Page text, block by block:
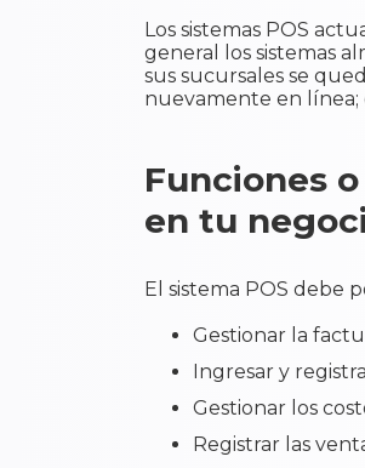
Los sistemas POS
general los sistemas
sus sucursales se
nuevamente en línea;
Funciones
en tu
El sistema POS debe
Gestionar la
Ingresar y
Gestionar los
Registrar las